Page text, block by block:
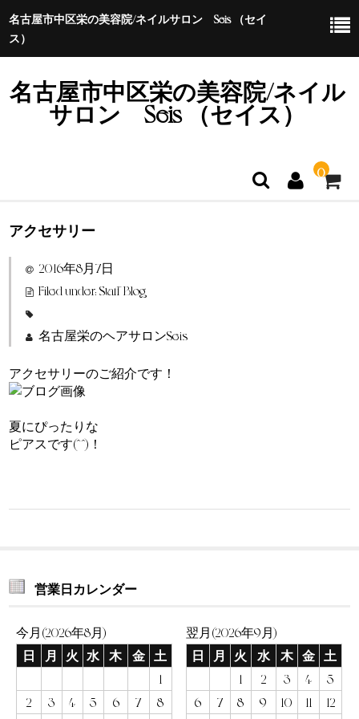
名古屋市中区栄の美容院/ネイルサロン Seis （セイ
ス）
名古屋市中区栄の美容院/ネイル
サロン Seis （セイス）
0
ホーム
特定商取引法に基づく表示
アクセサリー
2016年8月7日
Filed under:Staff Blog
名古屋栄のヘアサロンSeis
アクセサリーのご紹介です！
夏にぴったりな
ピアスです(^^)！
営業日カレンダー
今月(2026年8月)
日
月 火 水 木 金
土
1
2
3 4 5 6 7
8
翌月(2026年9月)
日
月 火 水 木 金
土
1
2 3 4
5
6
7 8 9 10 11
12